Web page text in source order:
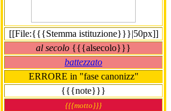
[[File:{{{Stemma istituzione}}}|50px]]
al secolo {{{alsecolo}}}
battezzato
ERRORE in "fase canonizz"
{{{note}}}
{{{motto}}}